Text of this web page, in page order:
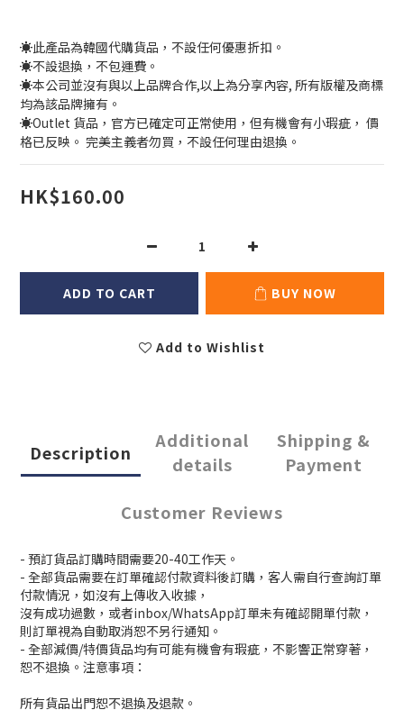
☀️此產品為韓國代購貨品，不設任何優惠折扣。
☀️不設退換，不包運費。
☀️本公司並沒有與以上品牌合作,以上為分享內容, 所有版權及商標
均為該品牌擁有。
☀️Outlet 貨品，官方已確定可正常使用，但有機會有小瑕疵， 價
格已反映。 完美主義者勿買，不設任何理由退換。
HK$160.00
ADD TO CART BUY NOW
Add to Wishlist
Description
Additional
details
Shipping &
Payment
Customer Reviews
- 預訂貨品訂購時間需要20-40工作天。
- 全部貨品需要在訂單確認付款資料後訂購，客人需自行查詢訂單
付款情況，如沒有上傳收入收據，
沒有成功過數，或者inbox/WhatsApp訂單未有確認開單付款，
則訂單視為自動取消恕不另行通知。
- 全部減價/特價貨品均有可能有機會有瑕疵，不影響正常穿著，
恕不退換。注意事項：
所有貨品出門恕不退換及退款。